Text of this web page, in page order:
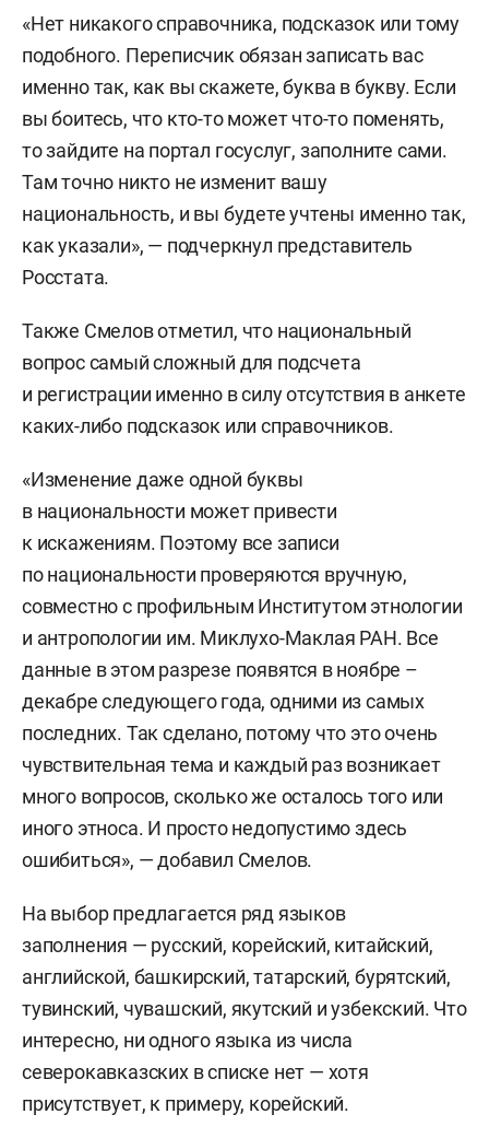
«Нет никакого справочника, подсказок или тому
подобного. Переписчик обязан записать вас
именно так, как вы скажете, буква в букву. Если
вы боитесь, что кто-то может что-то поменять,
то зайдите на портал госуслуг, заполните сами.
Там точно никто не изменит вашу
национальность, и вы будете учтены именно так,
как указали», — подчеркнул представитель
Росстата.
Также Смелов отметил, что национальный
вопрос самый сложный для подсчета
и регистрации именно в силу отсутствия в анкете
каких-либо подсказок или справочников.
«Изменение даже одной буквы
в национальности может привести
к искажениям. Поэтому все записи
по национальности проверяются вручную,
совместно с профильным Институтом этнологии
и антропологии им. Миклухо-Маклая РАН. Все
данные в этом разрезе появятся в ноябре –
декабре следующего года, одними из самых
последних. Так сделано, потому что это очень
чувствительная тема и каждый раз возникает
много вопросов, сколько же осталось того или
иного этноса. И просто недопустимо здесь
ошибиться», — добавил Смелов.
На выбор предлагается ряд языков
заполнения — русский, корейский, китайский,
английской, башкирский, татарский, бурятский,
тувинский, чувашский, якутский и узбекский. Что
интересно, ни одного языка из числа
северокавказских в списке нет — хотя
присутствует, к примеру, корейский.